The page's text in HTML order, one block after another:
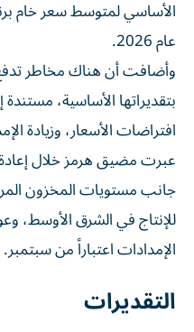
عام 2026.
وأضافت أن هناك مخاطر
بتقديراتها الأساسية،
افتراضات الأسعار، وزيادة
عبرت مضيق هرمز خلال إعادة
جانب مستويات المخزون
للإنتاج في الشرق الأوسط،
الإمدادات اعتباراً من سبتمبر.
التقديرات